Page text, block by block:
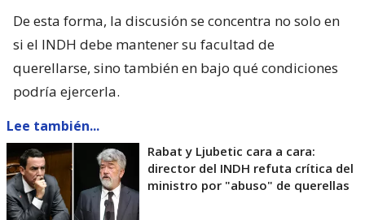
De esta forma, la discusión se concentra no solo en
si el INDH debe mantener su facultad de
querellarse, sino también en bajo qué condiciones
podría ejercerla.
Lee también...
Rabat y Ljubetic cara a cara:
director del INDH refuta crítica del
ministro por "abuso" de querellas